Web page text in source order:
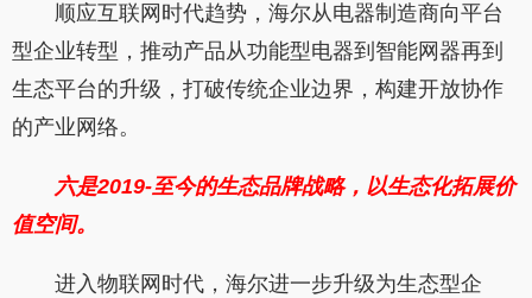
顺应互联网时代趋势，海尔从电器制造商向平台
型企业转型，推动产品从功能型电器到智能网器再到
生态平台的升级，打破传统企业边界，构建开放协作
的产业网络。
六是2019-至今的生态品牌战略，以生态化拓展价
值空间。
进入物联网时代，海尔进一步升级为生态型企